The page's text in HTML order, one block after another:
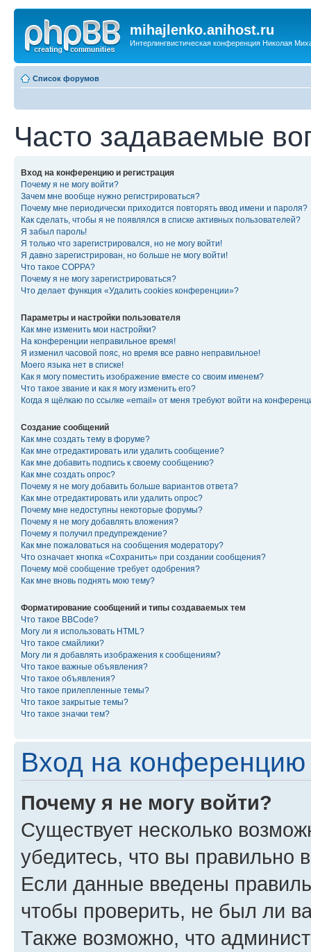
mihajlenko.anihost.ru
Интерлингвистическая конференция Николая
Список форумов
Часто задаваемые
Вход на конференцию и регистрация
Почему я не могу войти?
Зачем мне вообще нужно регистрироваться?
Почему мне периодически приходится повторять ввод имени и пароля?
Как сделать, чтобы я не появлялся в списке активных пользователей?
Я забыл пароль!
Я только что зарегистрировался, но не могу войти!
Я давно зарегистрирован, но больше не могу войти!
Что такое COPPA?
Почему я не могу зарегистрироваться?
Что делает функция «Удалить cookies конференции»?
Параметры и настройки пользователя
Как мне изменить мои настройки?
На конференции неправильное время!
Я изменил часовой пояс, но время все равно неправильное!
Моего языка нет в списке!
Как я могу поместить изображение вместе со своим именем?
Что такое звание и как я могу изменить его?
Когда я щёлкаю по ссылке «email» от меня требуют войти на
Создание сообщений
Как мне создать тему в форуме?
Как мне отредактировать или удалить сообщение?
Как мне добавить подпись к своему сообщению?
Как мне создать опрос?
Почему я не могу добавить больше вариантов ответа?
Как мне отредактировать или удалить опрос?
Почему мне недоступны некоторые форумы?
Почему я не могу добавлять вложения?
Почему я получил предупреждение?
Как мне пожаловаться на сообщения модератору?
Что означает кнопка «Сохранить» при создании сообщения?
Почему моё сообщение требует одобрения?
Как мне вновь поднять мою тему?
Форматирование сообщений и типы создаваемых тем
Что такое BBCode?
Могу ли я использовать HTML?
Что такое смайлики?
Могу ли я добавлять изображения к сообщениям?
Что такое важные объявления?
Что такое объявления?
Что такое прилепленные темы?
Что такое закрытые темы?
Что такое значки тем?
Вход на конференцию
Почему я не могу войти?
Существует несколько
убедитесь, что вы правильно
Если данные введены
чтобы проверить, не был ли
Также возможно, что